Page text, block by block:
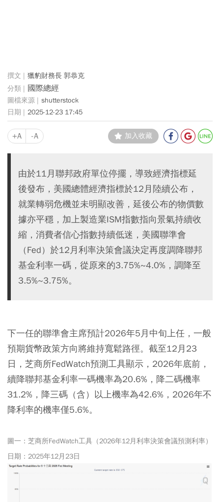
獵豹財務長 郭恭克
國際總經
shutterstock
2025-12-23 17:45
+A -A 加入收藏
由於11月聯邦政府單位停擺，導致經濟指標延
後發布，美國總體經濟指標於12月陸續公布，
就業轉弱危機並未明顯改善，延後公布的物價數
據亦平穩，加上製造業ISM指數指向景氣持續收
縮，消費者信心指數持續低迷，美國聯準會
（Fed）於12月利率決策會議決定再度調降聯邦
基金利率一碼，從原來的3.75%~4.0%，調降至
3.5%~3.75%。
下一任的聯準會主席預計2026年5月中旬上任，一般
預期貨幣政策方向將維持寬鬆路徑。截至12月23
日，芝商所FedWatch預測工具顯示，2026年底前，
續降聯邦基金利率一碼機率為20.6%，降二碼機率
31.2%，降三碼（含）以上機率為42.6%，2026年不
降利率的機率僅5.6%。
圖一：芝商所FedWatch工具（2026年12月利率決策會議預測利率）
日期：2025年12月23日